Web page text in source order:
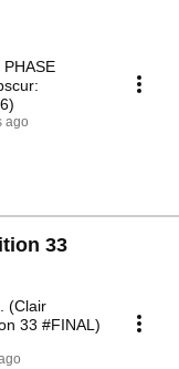
ago
33
(Clair
33 #FINAL)